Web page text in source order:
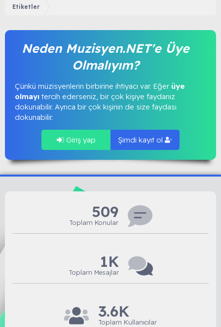
Etiketler
Neden Muzisyen.NET'e Üye
Olmalıyım?
Çünkü müzisyenlerin birbirine ihtiyacı var. Eğer üye
olmayı tercih ederseniz, bir çok kişiye faydanız
dokunabilir. Ayrıca bir çok kişinin de size faydası
dokunabilir.
Giriş yap Şimdi kayıt ol
509
Toplam Konular
1K
Toplam Mesajlar
3.6K
Toplam Kullanıcılar